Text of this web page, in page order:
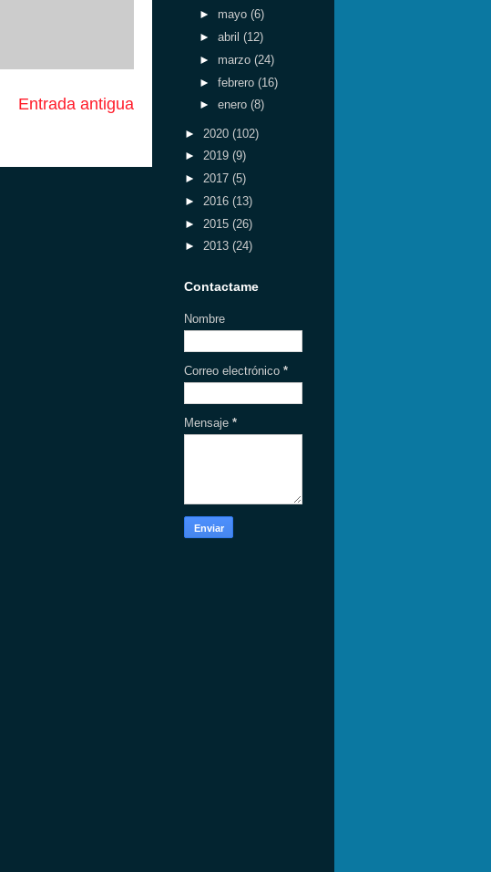
Entrada antigua
► mayo (6)
► abril (12)
► marzo (24)
► febrero (16)
► enero (8)
► 2020 (102)
► 2019 (9)
► 2017 (5)
► 2016 (13)
► 2015 (26)
► 2013 (24)
Contactame
Nombre
Correo electrónico *
Mensaje *